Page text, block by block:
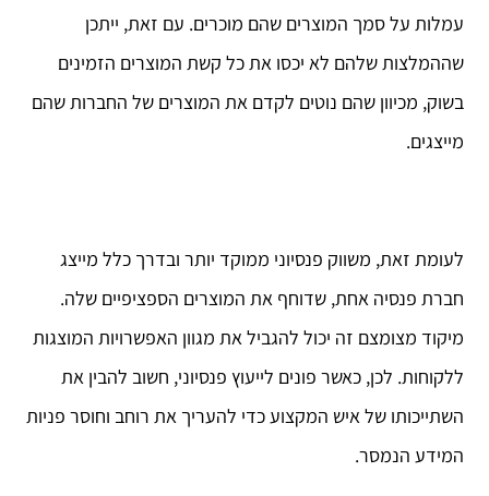
עמלות על סמך המוצרים שהם מוכרים. עם זאת, ייתכן
שההמלצות שלהם לא יכסו את כל קשת המוצרים הזמינים
בשוק, מכיוון שהם נוטים לקדם את המוצרים של החברות שהם
מייצגים.
לעומת זאת, משווק פנסיוני ממוקד יותר ובדרך כלל מייצג
חברת פנסיה אחת, שדוחף את המוצרים הספציפיים שלה.
מיקוד מצומצם זה יכול להגביל את מגוון האפשרויות המוצגות
ללקוחות. לכן, כאשר פונים לייעוץ פנסיוני, חשוב להבין את
השתייכותו של איש המקצוע כדי להעריך את רוחב וחוסר פניות
המידע הנמסר.